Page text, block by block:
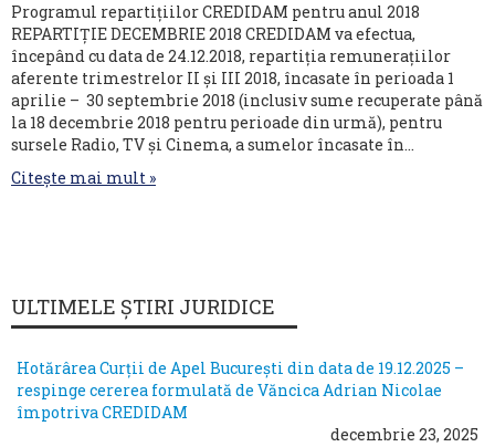
Programul repartițiilor CREDIDAM pentru anul 2018
REPARTIȚIE DECEMBRIE 2018 CREDIDAM va efectua,
începând cu data de 24.12.2018, repartiția remunerațiilor
aferente trimestrelor II și III 2018, încasate în perioada 1
aprilie – 30 septembrie 2018 (inclusiv sume recuperate până
la 18 decembrie 2018 pentru perioade din urmă), pentru
sursele Radio, TV și Cinema, a sumelor încasate în…
Citește mai mult »
ULTIMELE ȘTIRI JURIDICE
Hotărârea Curții de Apel București din data de 19.12.2025 –
respinge cererea formulată de Văncica Adrian Nicolae
împotriva CREDIDAM
decembrie 23, 2025